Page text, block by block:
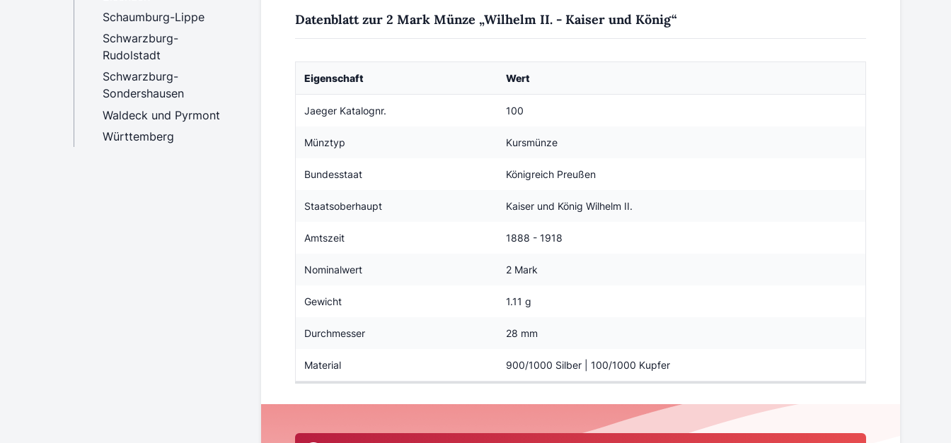
Datenblatt zur 2 Mark Münze „Wilhelm II. - Kaiser und König“
Eigenschaft Wert
Jaeger Katalognr. 100
Münztyp Kursmünze
Bundesstaat Königreich Preußen
Staatsoberhaupt Kaiser und König Wilhelm II.
Amtszeit 1888 - 1918
Nominalwert 2 Mark
Gewicht 1.11 g
Durchmesser 28 mm
Material 900/1000 Silber | 100/1000 Kupfer
Schaumburg-Lippe
Schwarzburg-
Rudolstadt
Schwarzburg-
Sondershausen
Waldeck und Pyrmont
Württemberg